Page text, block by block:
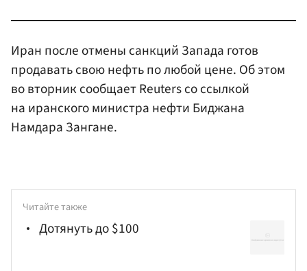
Иран после отмены санкций Запада готов
продавать свою нефть по любой цене. Об этом
во вторник сообщает Reuters со ссылкой
на иранского министра нефти Биджана
Намдара Зангане.
Читайте также
Дотянуть до $100